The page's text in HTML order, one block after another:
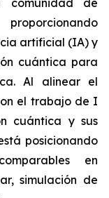
comunidad de
artificial (IA) y
cuántica para
Al alinear el
el trabajo de I
cuántica y sus
posicionando
en
simulación de